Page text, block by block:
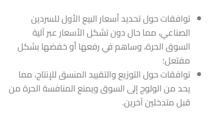
توافقات حول تحديد أسعار البيع الأول للسردين
الصناعي، مما حال دون تشكل الأسعار عبر آلية
السوق الحرة، وساهم في رفعها أو خفضها بشكل
مفتعل؛
توافقات حول التوزيع والتقييد المنسق للإنتاج، مما
يحد من الولوج إلى السوق ويمنع المنافسة الحرة من
قبل متدخلين آخرين.